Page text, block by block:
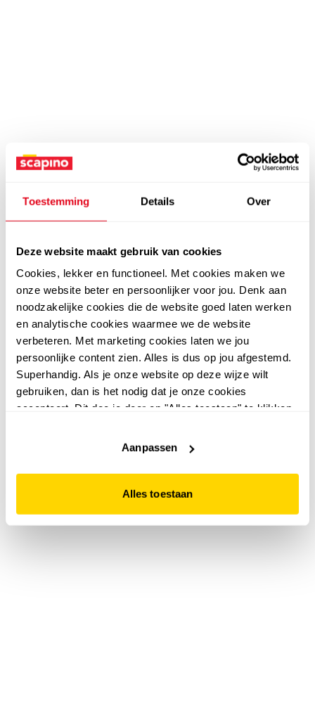
Toestemming Details Over
Deze website maakt gebruik van cookies
Cookies, lekker en functioneel. Met cookies maken we
onze website beter en persoonlijker voor jou. Denk aan
noodzakelijke cookies die de website goed laten werken
en analytische cookies waarmee we de website
verbeteren. Met marketing cookies laten we jou
persoonlijke content zien. Alles is dus op jou afgestemd.
Superhandig. Als je onze website op deze wijze wilt
gebruiken, dan is het nodig dat je onze cookies
accepteert. Dit doe je door op "Alles toestaan" te klikken.
website niet optimaal functioneert.
Aanpassen
Alles toestaan